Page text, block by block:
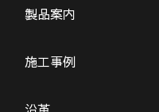
製品案内
施工事例